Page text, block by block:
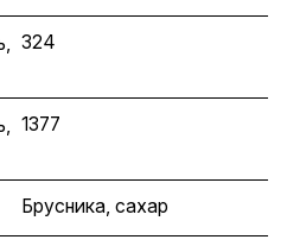
324
1377
Брусника, сахар